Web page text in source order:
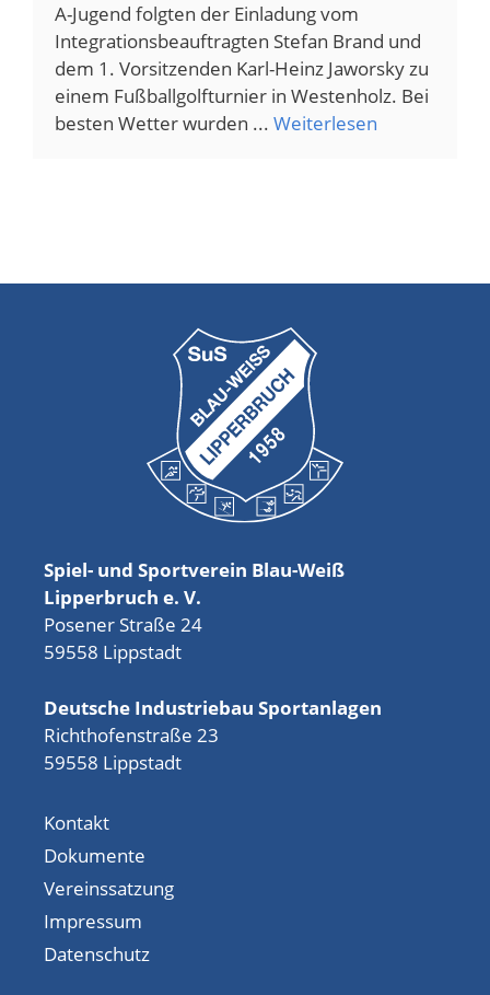
A-Jugend folgten der Einladung vom
Integrationsbeauftragten Stefan Brand und
dem 1. Vorsitzenden Karl-Heinz Jaworsky zu
einem Fußballgolfturnier in Westenholz. Bei
besten Wetter wurden ... Weiterlesen
Spiel- und Sportverein Blau-Weiß
Lipperbruch e. V.
Posener Straße 24
59558 Lippstadt
Deutsche Industriebau Sportanlagen
Richthofenstraße 23
59558 Lippstadt
Kontakt
Dokumente
Vereinssatzung
Impressum
Datenschutz